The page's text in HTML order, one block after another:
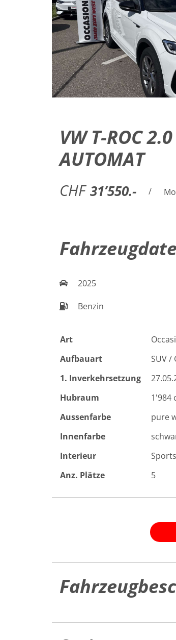
VW T-ROC
AUTOMAT
CHF 31’550.- /
2025
Benzin
Art
Aufbauart
SUV /
1. Inverkehrsetzung
Hubraum
1'984
Aussenfarbe
pure
Innenfarbe
Interieur
Anz. Plätze
5